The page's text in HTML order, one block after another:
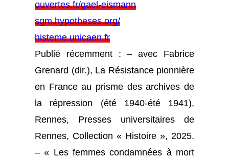
ouvertes.fr/gael-eismann
sgm.hypotheses.org/
histeme.unicaen.fr
Publié récemment : – avec Fabrice
Grenard (dir.), La Résistance pionnière
en France au prisme des archives de
la répression (été 1940-été 1941),
Rennes, Presses universitaires de
Rennes, Collection « Histoire », 2025.
– « Les femmes condamnées à mort